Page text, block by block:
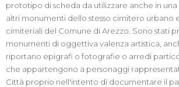
prototipo di scheda da utilizzare anche in una
altri monumenti dello stesso cimitero urbano
cimiteriali del Comune di Arezzo. Sono stati
monumenti di oggettiva valenza artistica,
riportano epigrafi o fotografie o arredi
che appartengono a personaggi
Città proprio nell'intento di documentare il